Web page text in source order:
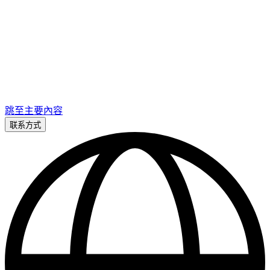
跳至主要內容
联系方式